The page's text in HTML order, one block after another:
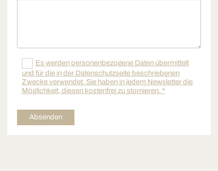
Es werden personenbezogene Daten übermittelt
und für die in der Datenschutzseite beschriebenen
Zwecke verwendet. Sie haben in jedem Newsletter die
Möglichkeit, diesen kostenfrei zu stornieren. *